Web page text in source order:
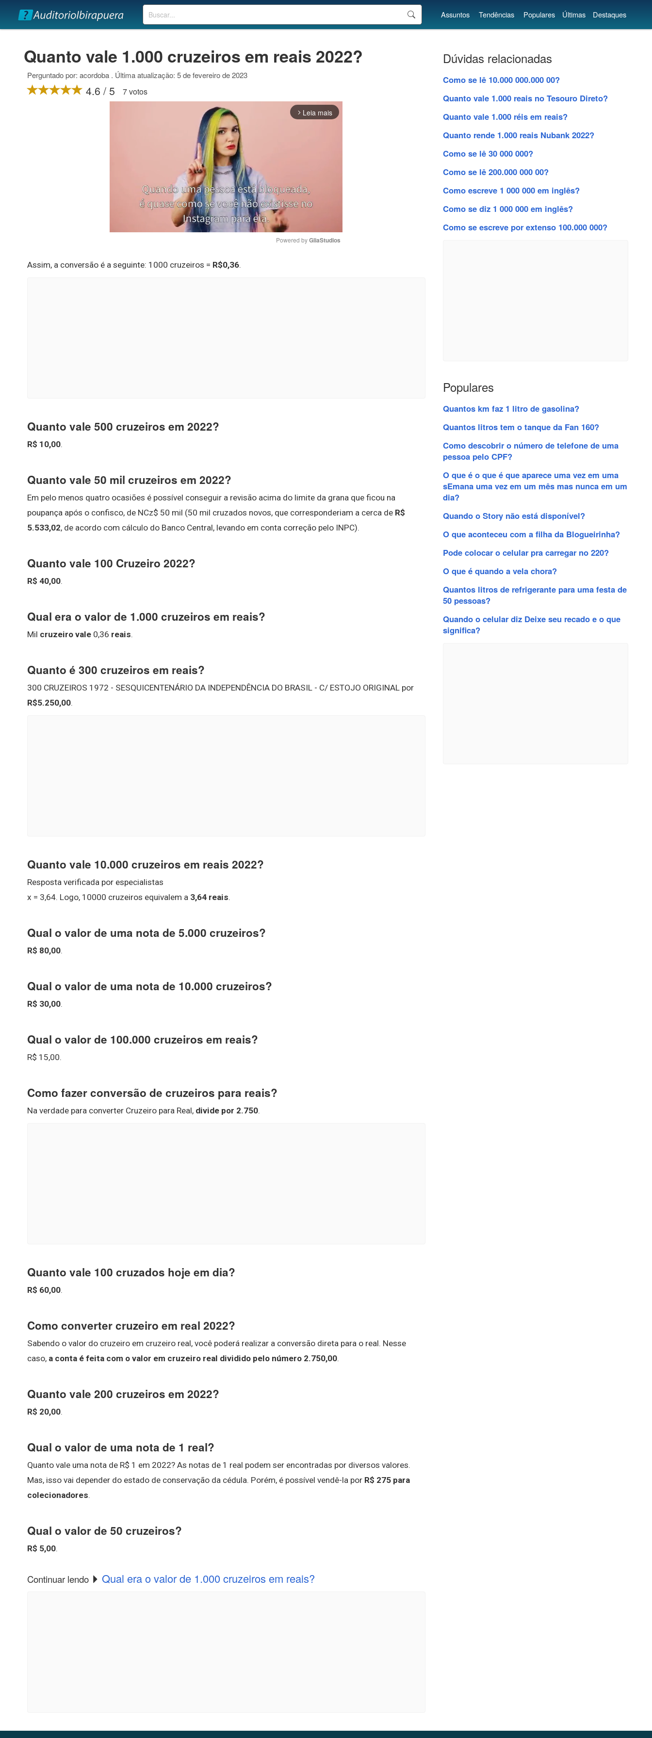
Buscar Assuntos Tendências Populares Últimas Destaques
Quanto vale 1.000 cruzeiros em reais 2022?
Perguntado por: acordoba . Última atualização: 5 de fevereiro de 2023
4.6 / 5 7 votos
arrow_forward_ios Leia mais
Powered by GliaStudios
Assim, a conversão é a seguinte: 1000 cruzeiros = R$0,36.
Quanto vale 500 cruzeiros em 2022?
R$ 10,00.
Quanto vale 50 mil cruzeiros em 2022?
Em pelo menos quatro ocasiões é possível conseguir a revisão acima do limite da grana que ficou na
poupança após o confisco, de NCz$ 50 mil (50 mil cruzados novos, que corresponderiam a cerca de R$
5.533,02, de acordo com cálculo do Banco Central, levando em conta correção pelo INPC).
Quanto vale 100 Cruzeiro 2022?
R$ 40,00.
Qual era o valor de 1.000 cruzeiros em reais?
Mil cruzeiro vale 0,36 reais.
Quanto é 300 cruzeiros em reais?
300 CRUZEIROS 1972 - SESQUICENTENÁRIO DA INDEPENDÊNCIA DO BRASIL - C/ ESTOJO ORIGINAL por
R$5.250,00.
Quanto vale 10.000 cruzeiros em reais 2022?
Resposta verificada por especialistas
x = 3,64. Logo, 10000 cruzeiros equivalem a 3,64 reais.
Qual o valor de uma nota de 5.000 cruzeiros?
R$ 80,00.
Qual o valor de uma nota de 10.000 cruzeiros?
R$ 30,00.
Qual o valor de 100.000 cruzeiros em reais?
R$ 15,00.
Como fazer conversão de cruzeiros para reais?
Na verdade para converter Cruzeiro para Real, divide por 2.750.
Quanto vale 100 cruzados hoje em dia?
R$ 60,00.
Como converter cruzeiro em real 2022?
Sabendo o valor do cruzeiro em cruzeiro real, você poderá realizar a conversão direta para o real. Nesse
caso, a conta é feita com o valor em cruzeiro real dividido pelo número 2.750,00.
Quanto vale 200 cruzeiros em 2022?
R$ 20,00.
Qual o valor de uma nota de 1 real?
Quanto vale uma nota de R$ 1 em 2022? As notas de 1 real podem ser encontradas por diversos valores.
Mas, isso vai depender do estado de conservação da cédula. Porém, é possível vendê-la por R$ 275 para
colecionadores.
Qual o valor de 50 cruzeiros?
R$ 5,00.
Continuar lendo Qual era o valor de 1.000 cruzeiros em reais?
Dúvidas relacionadas
Como se lê 10.000 000.000 00?
Quanto vale 1.000 reais no Tesouro Direto?
Quanto vale 1.000 réis em reais?
Quanto rende 1.000 reais Nubank 2022?
Como se lê 30 000 000?
Como se lê 200.000 000 00?
Como escreve 1 000 000 em inglês?
Como se diz 1 000 000 em inglês?
Como se escreve por extenso 100.000 000?
Populares
Quantos km faz 1 litro de gasolina?
Quantos litros tem o tanque da Fan 160?
Como descobrir o número de telefone de uma
pessoa pelo CPF?
O que é o que é que aparece uma vez em uma
sEmana uma vez em um mês mas nunca em um
dia?
Quando o Story não está disponível?
O que aconteceu com a filha da Blogueirinha?
Pode colocar o celular pra carregar no 220?
O que é quando a vela chora?
Quantos litros de refrigerante para uma festa de
50 pessoas?
Quando o celular diz Deixe seu recado e o que
significa?